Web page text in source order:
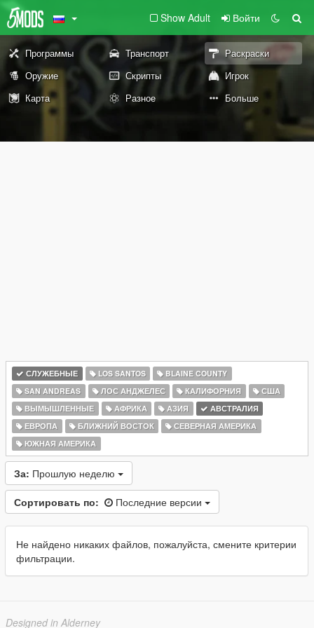
Show Adult Войти
Программы Транспорт
Раскраски
Оружие
Скрипты
Игрок
Карта
Разное Больше
СЛУЖЕБНЫЕ LOS SANTOS
BLAINE COUNTY
SAN ANDREAS
ЛОС АНДЖЕЛЕС КАЛИФОРНИЯ
США
ВЫМЫШЛЕННЫЕ
АФРИКА АЗИЯ
АВСТРАЛИЯ
ЕВРОПА
БЛИЖНИЙ ВОСТОК
СЕВЕРНАЯ АМЕРИКА
ЮЖНАЯ АМЕРИКА
За: Прошлую неделю
Сортировать по: Последние версии
Не найдено никаких файлов, пожалуйста, смените критерии
фильтрации.
Designed in Alderney